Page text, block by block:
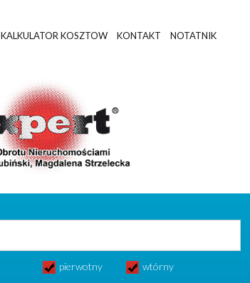
KALKULATOR KOSZTOW KONTAKT NOTATNIK
pierwotny
wtórny